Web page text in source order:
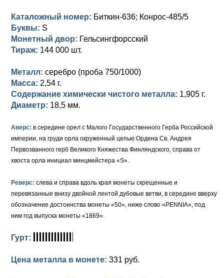
Для Финляндии
Памятные и донативные
Для Финляндии
Памятные и донативные
Медь
Для Финляндии
Памятные и донативные
Серебро
Для Грузии
Русско-Польские
Для Польши
Золото
Серебро
Медь
Для Грузии
Для Польши
Павел I (1796-1801)
Серебро
Медь
Екатерина II (1762-1796)
Золото
Серебро
Медь
Для Молдавии и Валахии
Таврические монеты
Петр III (1762)
Елизавета I (1741-1762)
Золото
Медь
Для Пруссии
Альбертусталер
Иоанн Антонович (1740-1741)
Петр II (1727-1730)
Серебро
Медь
Для Речи Посполитой
Каталожный номер: Биткин-636; Конрос-485/5
Буквы: S
Монетный двор: Гельсингфорсский
Тираж: 144 000 шт.
Металл: серебро (проба 750/1000)
Масса: 2,54 г.
Содержание химически чистого металла: 1,905 г.
Диаметр: 18,5 мм.
Аверс: в середине орел с Малого Государственного Герба Российской
империи, на груди орла окруженный цепью Ордена Св. Андрея
Первозванного герб Великого Княжества Финляндского, справа от
хвоста орла инициал минцмейстера «S».
Реверс: слева и справа вдоль края монеты скрещенные и
перевязанные внизу двойной лентой дубовые ветви, в середине вверху
обозначение достоинства монеты «50», ниже слово «PENNIA», под
ним год выпуска монеты «1869».
Гурт:
Цена металла в монете: 331 руб.